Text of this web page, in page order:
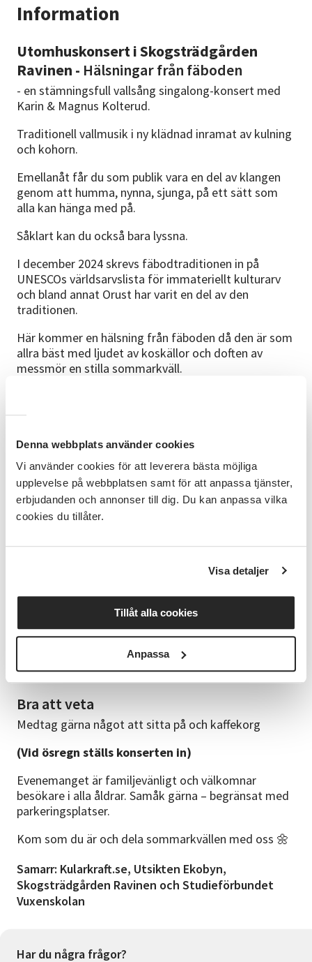
Denna webbplats använder cookies
Vi använder cookies för att leverera bästa möjliga
upplevelse på webbplatsen samt för att anpassa tjänster,
erbjudanden och annonser till dig. Du kan anpassa vilka
cookies du tillåter.
Visa detaljer
Tillåt alla cookies
Anpassa
Information
Utomhuskonsert i Skogsträdgården
Ravinen - Hälsningar från fäboden
- en stämningsfull vallsång singalong-konsert med
Karin & Magnus Kolterud.
Traditionell vallmusik i ny klädnad inramat av kulning
och kohorn.
Emellanåt får du som publik vara en del av klangen
genom att humma, nynna, sjunga, på ett sätt som
alla kan hänga med på.
Såklart kan du också bara lyssna.
I december 2024 skrevs fäbodtraditionen in på
UNESCOs världsarvslista för immateriellt kulturarv
och bland annat Orust har varit en del av den
traditionen.
Här kommer en hälsning från fäboden då den är som
allra bäst med ljudet av koskällor och doften av
messmör en stilla sommarkväll.
Karin och Magnus är bosatta i Gnesta i Sörmland.
De är, utöver sitt artisteri även körledare och Karin
håller många kulningskurser under sommarsäsongen,
(Tavlebords honungsgård, Orust 9 augusti.)
och håller liv i den tradition som funnits i hennes
norska släkt sedan långa tider.
Välkommen till en fäbodmagisk kväll!
Kostnad: 150 kr, betalas kontant på plats med swish
Konsertens längd är ca 1 timma
Bra att veta
Medtag gärna något att sitta på och kaffekorg
(Vid ösregn ställs konserten in)
Evenemanget är familjevänligt och välkomnar
besökare i alla åldrar. Samåk gärna – begränsat med
parkeringsplatser.
Kom som du är och dela sommarkvällen med oss 🌼
Samarr: Kularkraft.se, Utsikten Ekobyn,
Skogsträdgården Ravinen och Studieförbundet
Vuxenskolan
Har du några frågor?